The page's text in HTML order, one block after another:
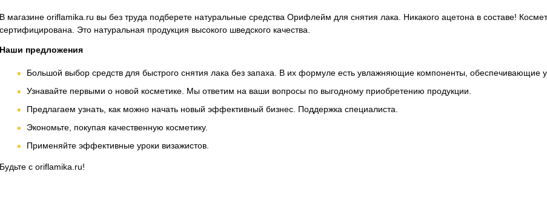
В магазине oriflamika.ru вы без труда подберете натуральные средства Орифлейм для снятия лака. Никакого ацетона в составе!
сертифицирована. Это натуральная продукция высокого шведского качества.
Наши предложения
Большой выбор средств для быстрого снятия лака без запаха. В их формуле есть увлажняющие компоненты, обеспечивающие
Узнавайте первыми о новой косметике. Мы ответим на ваши вопросы по выгодному приобретению продукции.
Предлагаем узнать, как можно начать новый эффективный бизнес. Поддержка специалиста.
Экономьте, покупая качественную косметику.
Применяйте эффективные уроки визажистов.
Будьте с oriflamika.ru!